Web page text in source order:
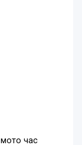
час